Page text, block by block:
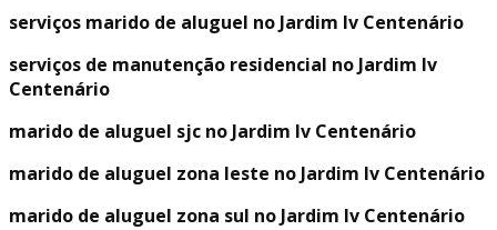
serviços marido de aluguel no Jardim Iv Centenário
serviços de manutenção residencial no Jardim Iv
Centenário
marido de aluguel sjc no Jardim Iv Centenário
marido de aluguel zona leste no Jardim Iv Centenário
marido de aluguel zona sul no Jardim Iv Centenário